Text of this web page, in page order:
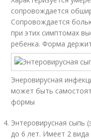
сопровождается
Сопровождается
при этих симптомах
ребенка. Форма
Энеровирусная
может быть
формы
Энтеровирусная сыпь
до 6 лет. Имеет 2